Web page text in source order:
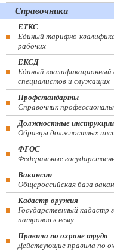
Справочники
ЕТКС
Единый тарифно-
рабочих
ЕКСД
Единый квалификационный
специалистов и служащих
Профстандарты
Справочник
Должностные инструкции
Образцы должностных
ФГОС
Федеральные
Вакансии
Общероссийская база
Кадастр оружия
Государственный кадастр
патронов к нему
Правила по охране труда
Действующие правила по